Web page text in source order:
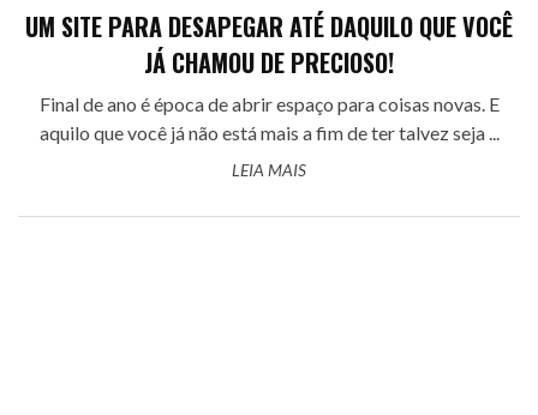
UM SITE PARA DESAPEGAR ATÉ DAQUILO QUE VOCÊ
JÁ CHAMOU DE PRECIOSO!
Final de ano é época de abrir espaço para coisas novas. E
aquilo que você já não está mais a fim de ter talvez seja ...
LEIA MAIS